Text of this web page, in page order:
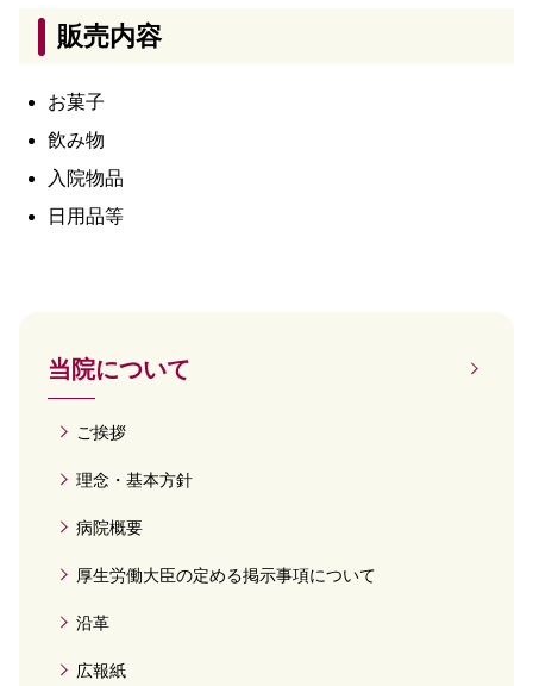
当院について
ご挨拶
理念・基本方針
病院概要
厚生労働大臣の定める掲示事項について
沿革
広報紙
販売内容
お菓子
飲み物
入院物品
日用品等